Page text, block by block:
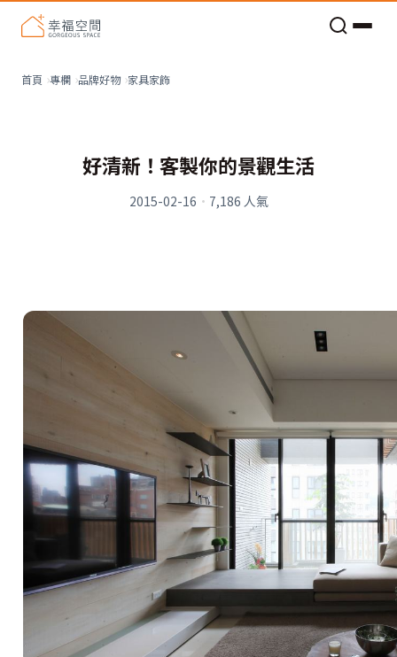
首頁 專欄 品牌好物 家具家飾
好清新！客製你的景觀生活
2015-02-16 · 7,186 人氣